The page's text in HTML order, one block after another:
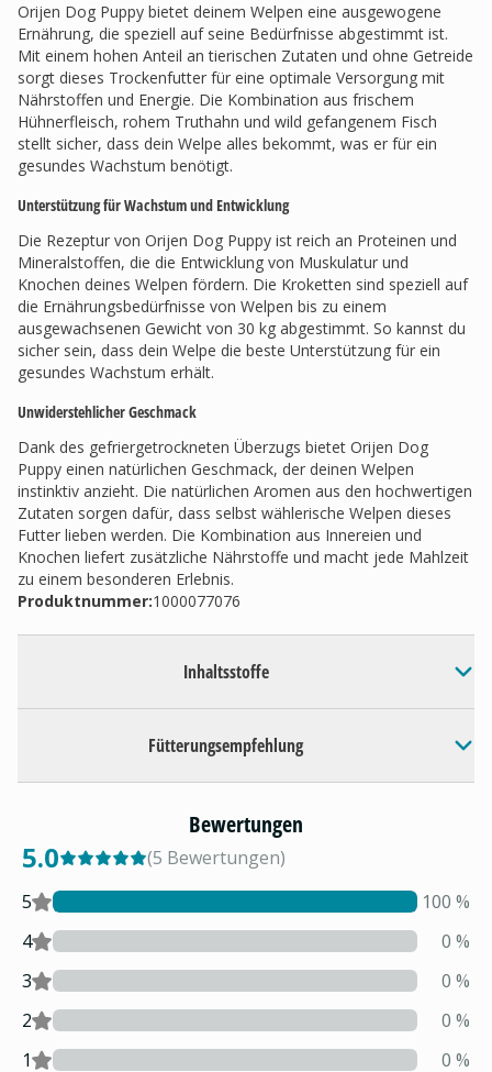
Orijen Dog Puppy bietet deinem Welpen eine ausgewogene
Ernährung, die speziell auf seine Bedürfnisse abgestimmt ist.
Mit einem hohen Anteil an tierischen Zutaten und ohne Getreide
sorgt dieses Trockenfutter für eine optimale Versorgung mit
Nährstoffen und Energie. Die Kombination aus frischem
Hühnerfleisch, rohem Truthahn und wild gefangenem Fisch
stellt sicher, dass dein Welpe alles bekommt, was er für ein
gesundes Wachstum benötigt.
Unterstützung für Wachstum und Entwicklung
Die Rezeptur von Orijen Dog Puppy ist reich an Proteinen und
Mineralstoffen, die die Entwicklung von Muskulatur und
Knochen deines Welpen fördern. Die Kroketten sind speziell auf
die Ernährungsbedürfnisse von Welpen bis zu einem
ausgewachsenen Gewicht von 30 kg abgestimmt. So kannst du
sicher sein, dass dein Welpe die beste Unterstützung für ein
gesundes Wachstum erhält.
Unwiderstehlicher Geschmack
Dank des gefriergetrockneten Überzugs bietet Orijen Dog
Puppy einen natürlichen Geschmack, der deinen Welpen
instinktiv anzieht. Die natürlichen Aromen aus den hochwertigen
Zutaten sorgen dafür, dass selbst wählerische Welpen dieses
Futter lieben werden. Die Kombination aus Innereien und
Knochen liefert zusätzliche Nährstoffe und macht jede Mahlzeit
zu einem besonderen Erlebnis.
Produktnummer:1000077076
Inhaltsstoffe
Fütterungsempfehlung
Bewertungen
5.0 (5 Bewertungen)
5
100 %
4
0 %
3
0 %
2
0 %
1
0 %